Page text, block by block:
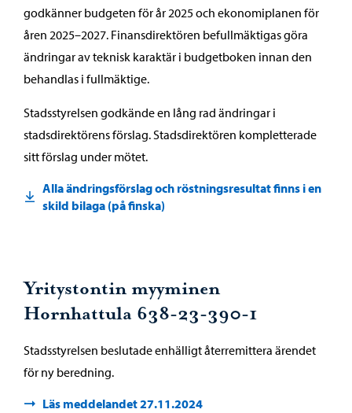
godkänner budgeten för år 2025 och ekonomiplanen för
åren 2025–2027. Finansdirektören befullmäktigas göra
ändringar av teknisk karaktär i budgetboken innan den
behandlas i fullmäktige.
Stadsstyrelsen godkände en lång rad ändringar i
stadsdirektörens förslag. Stadsdirektören kompletterade
sitt förslag under mötet.
Alla ändringsförslag och röstningsresultat finns i en
skild bilaga (på finska)
Yritystontin myyminen
Hornhattula 638-23-390-1
Stadsstyrelsen beslutade enhälligt återremittera ärendet
för ny beredning.
Läs meddelandet 27.11.2024